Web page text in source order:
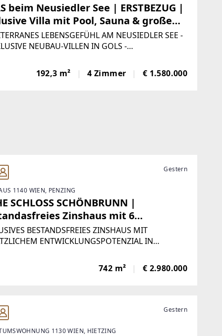
beim Neusiedler See | ERSTBEZUG |
Villa mit Pool, Sauna & großem
| ZELLMANN IMMOBILIEN
LEBENSGEFÜHL AM NEUSIEDLER SEE -
NEUBAU-VILLEN IN GOLS -
NÄHE DEM NEUSIEDLER SEE.In einer der
Lagen von Gols präsentieren sich zwei
192,3 m² 4 Zimmer € 1.580.000
Gestern
1140 WIEN, PENZING
SCHLOSS SCHÖNBRUNN |
Zinshaus mit 6
+ genehmigter DG
auf 2 Ebenen | Top Lage Alt-
BESTANDSFREIES ZINSHAUS MIT
ENTWICKLUNGSPOTENZIAL IN
· genehmigter, geplanter
liegt vorIn absoluter Toplage von
742 m² € 2.980.000
Gestern
1130 WIEN, HIETZING